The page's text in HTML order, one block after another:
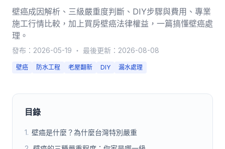
壁癌成因解析、三級嚴重度判斷、DIY步驟與費用、專業
施工行情比較，加上買房壁癌法律權益，一篇搞懂壁癌處
理。
發布： 2026-05-19 ・ 最後更新： 2026-08-08
壁癌 防水工程 老屋翻新 DIY 漏水處理
目錄
1. 壁癌是什麼？為什麼台灣特別嚴重